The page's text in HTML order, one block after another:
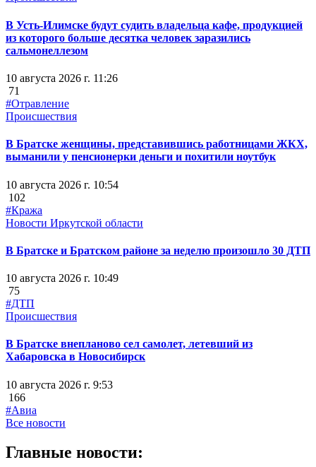
В Усть-Илимске будут судить владельца кафе, продукцией
из которого больше десятка человек заразились
сальмонеллезом
10 августа 2026 г. 11:26
71
#Отравление
Происшествия
В Братске женщины, представившись работницами ЖКХ,
выманили у пенсионерки деньги и похитили ноутбук
10 августа 2026 г. 10:54
102
#Кража
Новости Иркутской области
В Братске и Братском районе за неделю произошло 30 ДТП
10 августа 2026 г. 10:49
75
#ДТП
Происшествия
В Братске внепланово сел самолет, летевший из
Хабаровска в Новосибирск
10 августа 2026 г. 9:53
166
#Авиа
Все новости
Главные новости: